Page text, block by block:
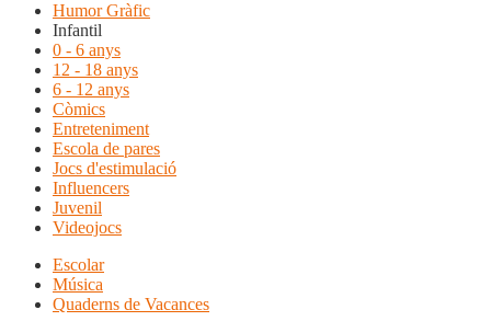
Humor Gràfic
Infantil
0 - 6 anys
12 - 18 anys
6 - 12 anys
Còmics
Entreteniment
Escola de pares
Jocs d'estimulació
Influencers
Juvenil
Videojocs
Escolar
Música
Quaderns de Vacances